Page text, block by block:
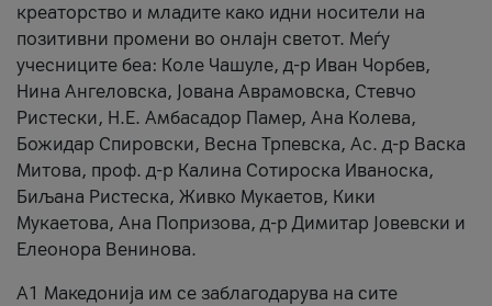
креаторство и младите како идни носители на
позитивни промени во онлајн светот. Меѓу
учесниците беа: Коле Чашуле, д-р Иван Чорбев,
Нина Ангеловска, Јована Аврамовска, Стевчо
Ристески, Н.Е. Амбасадор Памер, Ана Колева,
Божидар Спировски, Весна Трпевска, Ас. д-р Васка
Митова, проф. д-р Калина Сотироска Иваноска,
Биљана Ристеска, Живко Мукаетов, Кики
Мукаетова, Ана Попризова, д-р Димитар Јовевски и
Елеонора Венинова.
А1 Македонија им се заблагодарува на сите